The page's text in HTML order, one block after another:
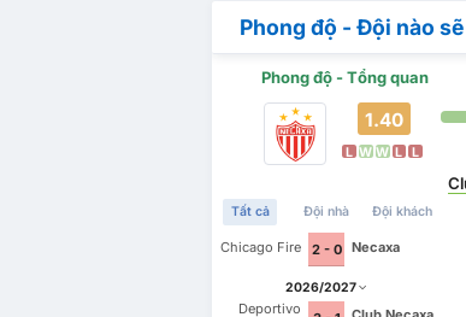
Phong độ - Đội nào
Phong độ - Tổng quan
1.40
L W W L L
Tất cả Đội nhà Đội khách
Chicago Fire 2 - 0 Necaxa
2026/2027
Deportivo